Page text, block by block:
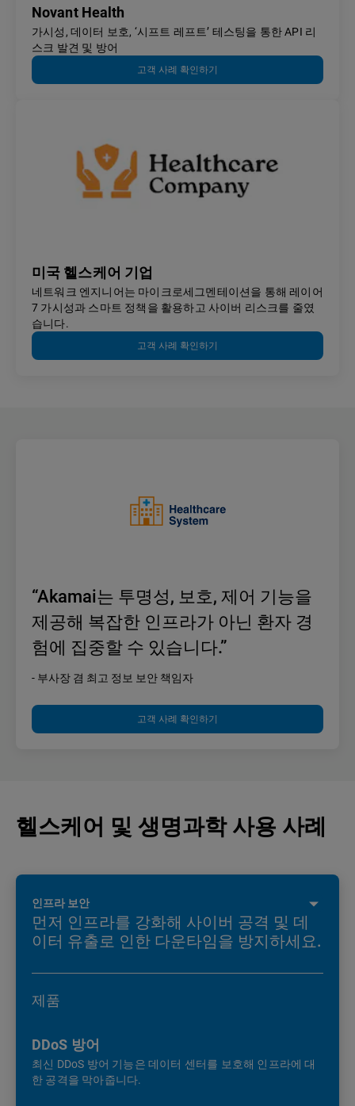
Novant Health
가시성, 데이터 보호, ‘시프트 레프트’ 테스팅을 통한 API 리
스크 발견 및 방어
고객 사례 확인하기
미국 헬스케어 기업
네트워크 엔지니어는 마이크로세그멘테이션을 통해 레이어
7 가시성과 스마트 정책을 활용하고 사이버 리스크를 줄였
습니다.
고객 사례 확인하기
“Akamai는 투명성, 보호, 제어 기능을
제공해 복잡한 인프라가 아닌 환자 경
험에 집중할 수 있습니다.”
- 부사장 겸 최고 정보 보안 책임자
고객 사례 확인하기
헬스케어 및 생명과학 사용 사례
인프라 보안
먼저 인프라를 강화해 사이버 공격 및 데
이터 유출로 인한 다운타임을 방지하세요.
제품
DDoS 방어
최신 DDoS 방어 기능은 데이터 센터를 보호해 인프라에 대
한 공격을 막아줍니다.